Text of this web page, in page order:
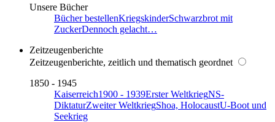
Unsere Bücher
Bücher bestellenKriegskinderSchwarzbrot mit
ZuckerDennoch gelacht…
Zeitzeugenberichte
Zeitzeugenberichte, zeitlich und thematisch geordnet
1850 - 1945
Kaiserreich1900 - 1939Erster WeltkriegNS-
DiktaturZweiter WeltkriegShoa, HolocaustU-Boot und
Seekrieg